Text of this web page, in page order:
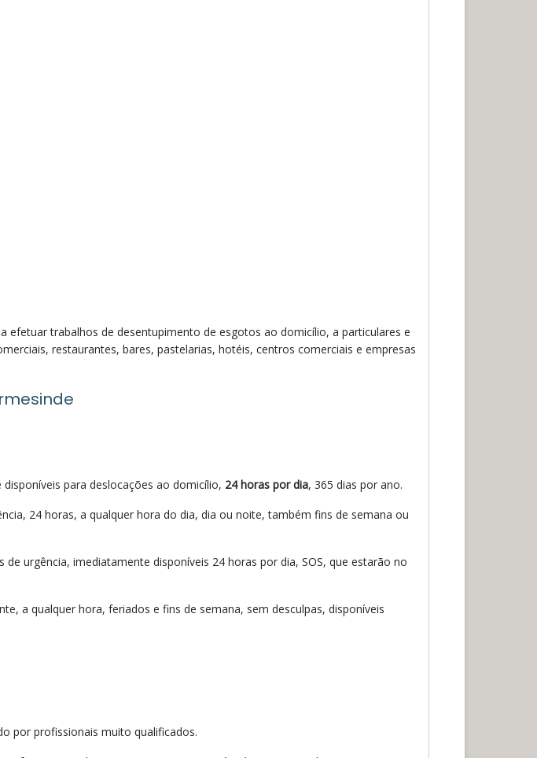
trabalhos de desentupimento de esgotos ao domicílio, a particulares e
restaurantes, bares, pastelarias, hotéis, centros comerciais e empresas
para deslocações ao domicílio, 24 horas por dia, 365 dias por ano.
24 horas, a qualquer hora do dia, dia ou noite, também fins de semana ou
urgência, imediatamente disponíveis 24 horas por dia, SOS, que estarão no
a qualquer hora, feriados e fins de semana, sem desculpas, disponíveis
por profissionais muito qualificados.